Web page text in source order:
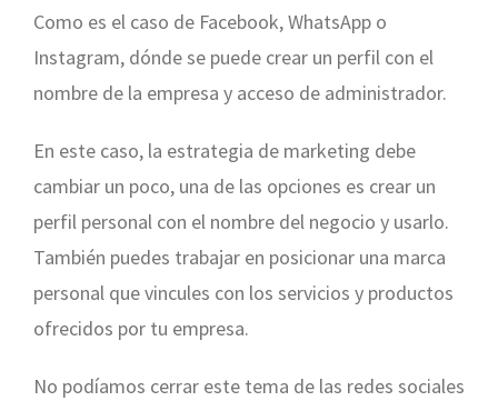
Como es el caso de Facebook, WhatsApp o
Instagram, dónde se puede crear un perfil con el
nombre de la empresa y acceso de administrador.
En este caso, la estrategia de marketing debe
cambiar un poco, una de las opciones es crear un
perfil personal con el nombre del negocio y usarlo.
También puedes trabajar en posicionar una marca
personal que vincules con los servicios y productos
ofrecidos por tu empresa.
No podíamos cerrar este tema de las redes sociales